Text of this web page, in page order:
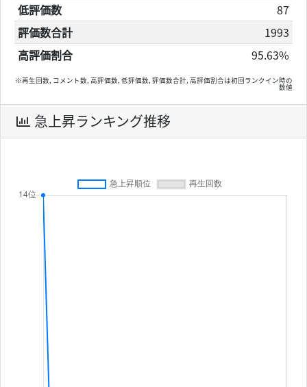
低評価数
87
評価数合計
1993
高評価割合
95.63%
※再生回数, コメント数, 高評価数, 低評価数, 評価数合計, 高評価割合は初回ランクイン時の
数値
急上昇ランキング推移